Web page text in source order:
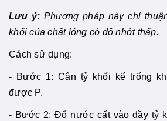
Lưu ý: Phương pháp này chỉ
khối của chất lỏng có độ nhớt thấp.
Cách sử dụng:
- Bước 1: Cân tỷ khối kế trống
được P.
- Bước 2: Đổ nước cất vào đầy tỷ